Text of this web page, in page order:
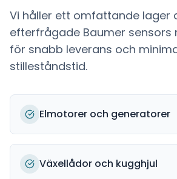
Vi håller ett omfattande lager
efterfrågade Baumer sensors
för snabb leverans och
stilleståndstid.
Elmotorer och generatorer
Växellådor och kugghjul